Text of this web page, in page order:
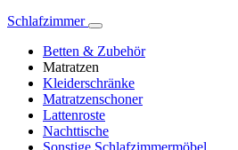
Schlafzimmer
Betten & Zubehör
Matratzen
Kleiderschränke
Matratzenschoner
Lattenroste
Nachttische